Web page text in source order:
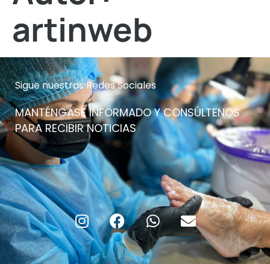
artinweb
Sigue nuestras Redes Sociales
MANTÉNGASE INFORMADO Y CONSÚLTENOS
PARA RECIBIR NOTICIAS